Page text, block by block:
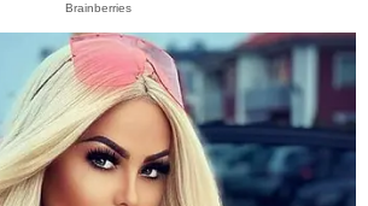
Brainberries